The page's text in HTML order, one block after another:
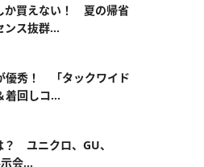
か買えない！ 夏の帰省
ンス抜群...
優秀！ 「タックワイド
着回しコ...
？ ユニクロ、GU、
会...